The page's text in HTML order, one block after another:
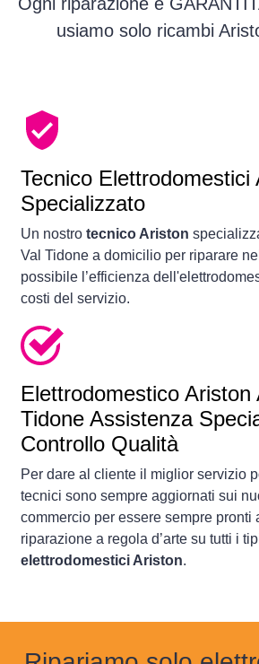
usiamo solo ricambi
Tecnico Elettrodomestici
Specializzato
Un nostro tecnico Ariston
Val Tidone a domicilio per riparare
possibile l’efficienza
costi del servizio.
Elettrodomestico Ariston
Tidone Assistenza
Controllo Qualità
Per dare al cliente il miglior servizio
tecnici sono sempre aggiornati sui
commercio per essere sempre pronti
riparazione a regola d’arte su tutti i
elettrodomestici Ariston.